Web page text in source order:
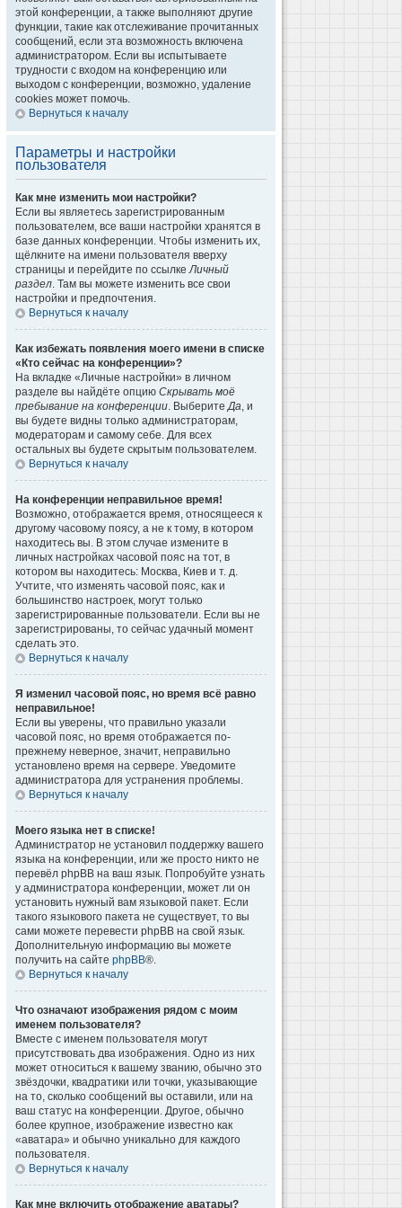
этой конференции, а также выполняют другие
функции, такие как отслеживание прочитанных
сообщений, если эта возможность включена
администратором. Если вы испытываете
трудности с входом на конференцию или
выходом с конференции, возможно, удаление
cookies может помочь.
Вернуться к началу
Параметры и настройки
пользователя
Как мне изменить мои настройки?
Если вы являетесь зарегистрированным
пользователем, все ваши настройки хранятся в
базе данных конференции. Чтобы изменить их,
щёлкните на имени пользователя вверху
страницы и перейдите по ссылкеЛичный
раздел. Там вы можете изменить все свои
настройки и предпочтения.
Вернуться к началу
Как избежать появления моего имени в списке
«Кто сейчас на конференции»?
На вкладке «Личные настройки» в личном
разделе вы найдёте опцию Скрывать моё
пребывание на конференции. ВыберитеДа, и
вы будете видны только администраторам,
модераторам и самому себе. Для всех
остальных вы будете скрытым пользователем.
Вернуться к началу
На конференции неправильное время!
Возможно, отображается время, относящееся к
другому часовому поясу, а не к тому, в котором
находитесь вы. В этом случае измените в
личных настройках часовой пояс на тот, в
котором вы находитесь: Москва, Киев и т. д.
Учтите, что изменять часовой пояс, как и
большинство настроек, могут только
зарегистрированные пользователи. Если вы не
зарегистрированы, то сейчас удачный момент
сделать это.
Вернуться к началу
Я изменил часовой пояс, но время всё равно
неправильное!
Если вы уверены, что правильно указали
часовой пояс, но время отображается по-
прежнему неверное, значит, неправильно
установлено время на сервере. Уведомите
администратора для устранения проблемы.
Вернуться к началу
Моего языка нет в списке!
Администратор не установил поддержку вашего
языка на конференции, или же просто никто не
перевёл phpBB на ваш язык. Попробуйте узнать
у администратора конференции, может ли он
установить нужный вам языковой пакет. Если
такого языкового пакета не существует, то вы
сами можете перевести phpBB на свой язык.
Дополнительную информацию вы можете
получить на сайте phpBB®.
Вернуться к началу
Что означают изображения рядом с моим
именем пользователя?
Вместе с именем пользователя могут
присутствовать два изображения. Одно из них
может относиться к вашему званию, обычно это
звёздочки, квадратики или точки, указывающие
на то, сколько сообщений вы оставили, или на
ваш статус на конференции. Другое, обычно
более крупное, изображение известно как
«аватара» и обычно уникально для каждого
пользователя.
Вернуться к началу
Как мне включить отображение аватары?